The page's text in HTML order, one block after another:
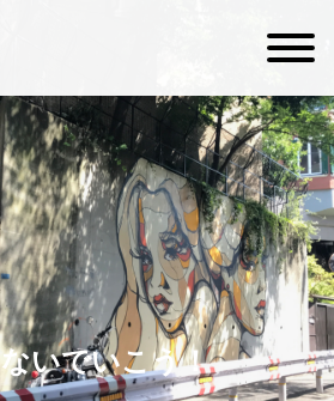
いでいこう！